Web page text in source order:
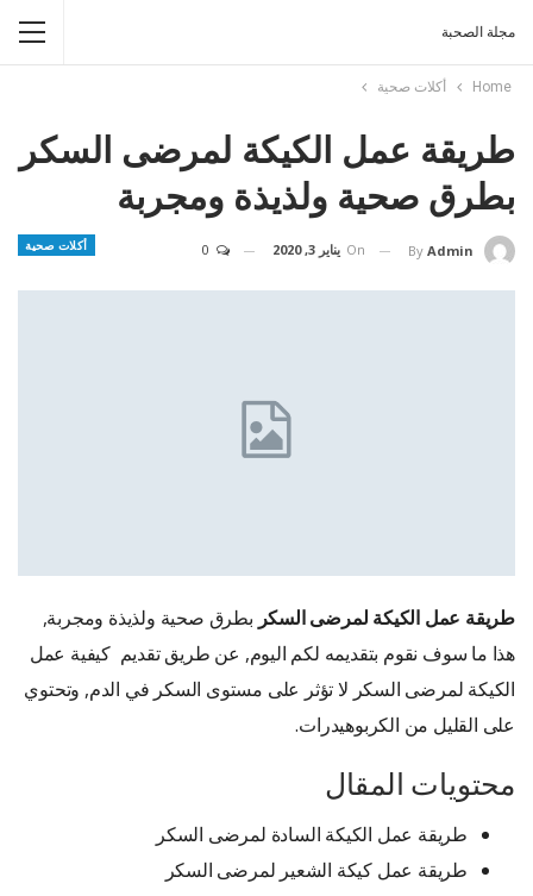
مجلة الصحبة
Home أكلات صحية
طريقة عمل الكيكة لمرضى السكر
بطرق صحية ولذيذة ومجربة
أكلات صحية By Admin
On يناير 3, 2020
طريقة عمل الكيكة لمرضى السكر بطرق صحية ولذيذة ومجربة,
هذا ما سوف نقوم بتقديمه لكم اليوم, عن طريق تقديم كيفية عمل
الكيكة لمرضى السكر لا تؤثر على مستوى السكر في الدم, وتحتوي
على القليل من الكربوهيدرات.
محتويات المقال
طريقة عمل الكيكة السادة لمرضى السكر
طريقة عمل كيكة الشعير لمرضى السكر